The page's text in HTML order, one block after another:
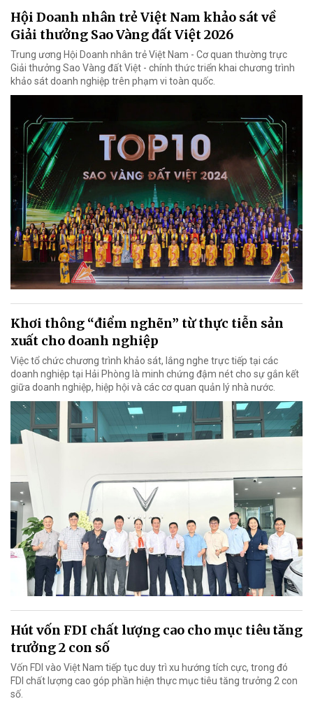
Hội Doanh nhân trẻ Việt Nam khảo sát về
Giải thưởng Sao Vàng đất Việt 2026
Trung ương Hội Doanh nhân trẻ Việt Nam - Cơ quan thường trực
Giải thưởng Sao Vàng đất Việt - chính thức triển khai chương trình
khảo sát doanh nghiệp trên phạm vi toàn quốc.
Khơi thông “điểm nghẽn” từ thực tiễn sản
xuất cho doanh nghiệp
Việc tổ chức chương trình khảo sát, lắng nghe trực tiếp tại các
doanh nghiệp tại Hải Phòng là minh chứng đậm nét cho sự gắn kết
giữa doanh nghiệp, hiệp hội và các cơ quan quản lý nhà nước.
Hút vốn FDI chất lượng cao cho mục tiêu tăng
trưởng 2 con số
Vốn FDI vào Việt Nam tiếp tục duy trì xu hướng tích cực, trong đó
FDI chất lượng cao góp phần hiện thực mục tiêu tăng trưởng 2 con
số.